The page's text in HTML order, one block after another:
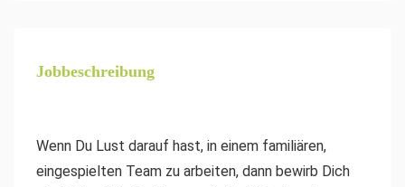
Jobbeschreibung
Wenn Du Lust darauf hast, in einem familiären,
eingespielten Team zu arbeiten, dann bewirb Dich